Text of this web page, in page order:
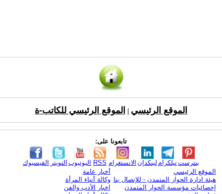
الموقع الرئيسي الموقع الرئيسي للكاتب-ة
تابعونا على:
الفيسبوك التويتر اليوتيوب RSS الانستغرام لينكدإن تيلكرامبنترست
الموقع الرئيسي
هيئة ادارة الحوار المتمدن - للإتصال بنا
إحصائيات مؤسسة الحوار المتمدن
أخبار عامة
وكالة أنباء المرأة
اخبار الأدب والفن